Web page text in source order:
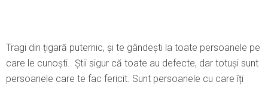
Tragi din țigară puternic, și te gândești la toate persoanele pe
care le cunoști. Ştii sigur că toate au defecte, dar totuși sunt
persoanele care te fac fericit. Sunt persoanele cu care îți